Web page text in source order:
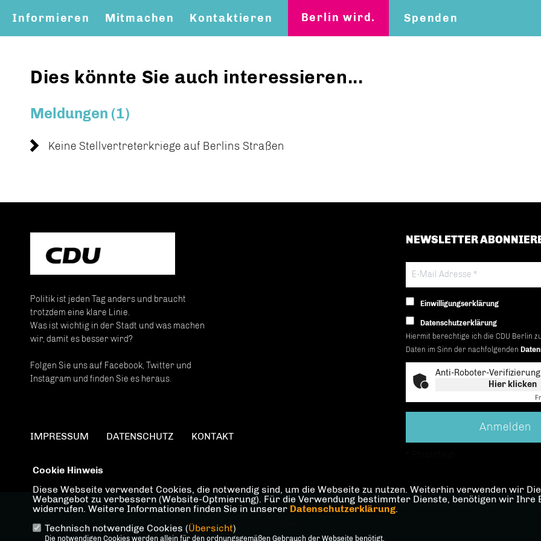
Informieren Mitmachen Kontaktieren Berlin wird. Spenden
Dies könnte Sie auch interessieren...
Meldungen (1)
Keine Stellvertreterkriege auf Berlins Straßen
Politik ist jeden Tag anders und braucht
trotzdem eine klare Linie.
Was ist wichtig in der Stadt und was machen
wir, damit es besser wird?
Folgen Sie uns auf Facebook, Twitter und
Instagram und finden Sie es heraus.
IMPRESSUM DATENSCHUTZ KONTAKT
NEWSLETTER
Einwilligungserklärung
Datenschutzerklärung
Hiermit berechtige ich die CDU Berlin
Daten im Sinn der nachfolgenden
Anti-Roboter-Verifizierung
Hier klicken
@2026 CDU Landesverband Berlin
Alle Rechte vorbehalten.
Cookie Hinweis
Diese Webseite verwendet Cookies, die notwendig sind, um die Webseite zu nutzen. Weiterhin verwenden wir
Webangebot zu verbessern (Website-Optmierung). Für die Verwendung bestimmter Dienste, benötigen wir Ihre
widerrufen. Weitere Informationen finden Sie in unserer Datenschutzerklärung.
Technisch notwendige Cookies (Übersicht)
Die notwendigen Cookies werden allein für den ordnungsgemäßen Gebrauch der Webseite benötigt.